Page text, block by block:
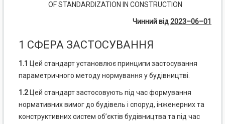
OF STANDARDIZATION IN CONSTRUCTION
Чинний від2023–06–01
1 СФЕРА ЗАСТОСУВАННЯ
1.1 Цей стандарт установлює принципи застосування
параметричного методу нормування у будівництві.
1.2 Цей стандарт застосовують під час формування
нормативних вимог до будівель і споруд, інженерних та
конструктивних систем об’єктів будівництва та під час